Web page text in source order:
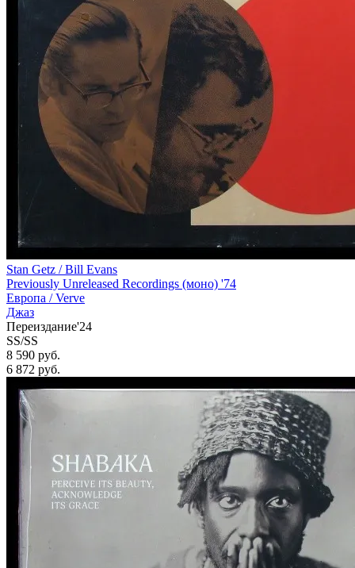
Stan Getz / Bill Evans
Previously Unreleased Recordings (моно) '74
Европа /Verve
Джаз
Переиздание'24
SS/SS
8 590 руб.
6 872 руб.